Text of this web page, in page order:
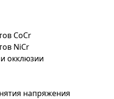
CoCr
NiCr
окклюзии
напряжения